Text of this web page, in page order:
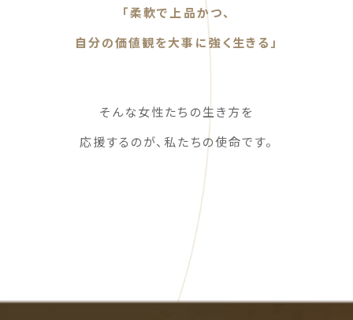
「柔軟で上品かつ、
自分の価値観を大事に強く生きる」
そんな女性たちの生き方を
応援するのが、私たちの使命です。